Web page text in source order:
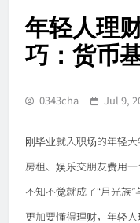
年轻人理
巧：货币
0343cha Jul 9,
刚毕业就入职场的年轻
房租、娱乐交朋友费用
不知不觉就成了“月光族
更加要懂得理财，年轻